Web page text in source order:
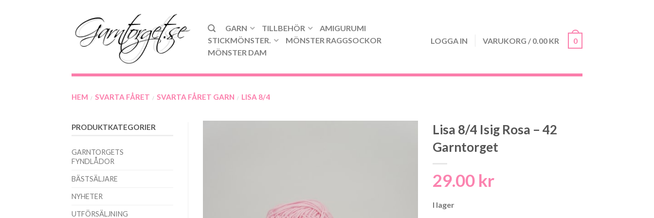
GARN TILLBEHÖR
AMIGURUMI
STICKMÖNSTER.
MÖNSTER RAGGSOCKOR
MÖNSTER DAM
LOGGA IN VARUKORG / 0.00 KR 0
HEM / SVARTA FÅRET / SVARTA FÅRET GARN / LISA 8/4
PRODUKTKATEGORIER
GARNTORGETS
FYNDLÅDOR
BÄSTSÄLJARE
NYHETER
UTFÖRSÄLJNING
Lisa 8/4 Isig Rosa – 42
Garntorget
29.00 kr
I lager